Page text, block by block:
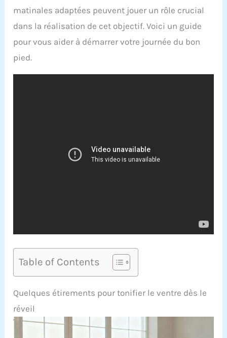
matinales adaptées peuvent jouer un rôle crucial
dans la réalisation de cet objectif. Voici un guide
pour vous aider à démarrer votre journée du bon
pied.
Table of Contents
Quelques étirements pour tonifier le ventre dès le
réveil